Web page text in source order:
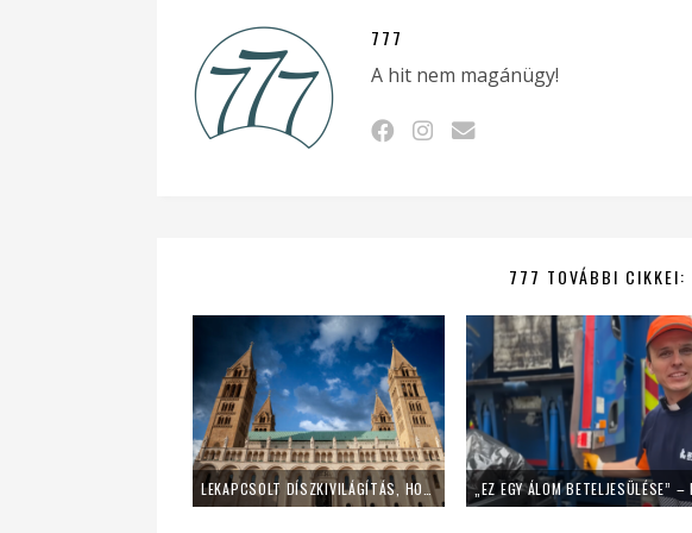
777
A hit nem magánügy!
777 TOVÁBBI CIKKEI:
LEKAPCSOLT DÍSZKIVILÁGÍTÁS, HOME OFFICE – ÍGY SPÓROL AZ ENERGIÁVAL A PÉCSI EGYHÁZMEGYE